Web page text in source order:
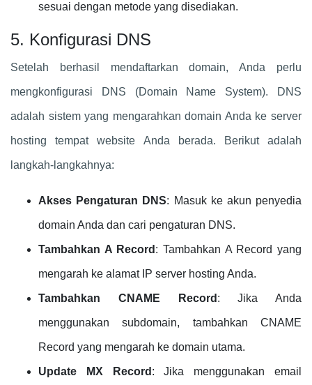
sesuai dengan metode yang disediakan.
5. Konfigurasi DNS
Setelah berhasil mendaftarkan domain, Anda perlu
mengkonfigurasi DNS (Domain Name System). DNS
adalah sistem yang mengarahkan domain Anda ke server
hosting tempat website Anda berada. Berikut adalah
langkah-langkahnya:
Akses Pengaturan DNS: Masuk ke akun penyedia
domain Anda dan cari pengaturan DNS.
Tambahkan A Record : Tambahkan A Record yang
mengarah ke alamat IP server hosting Anda.
Tambahkan CNAME Record : Jika Anda
menggunakan subdomain, tambahkan CNAME
Record yang mengarah ke domain utama.
Update MX Record : Jika menggunakan email